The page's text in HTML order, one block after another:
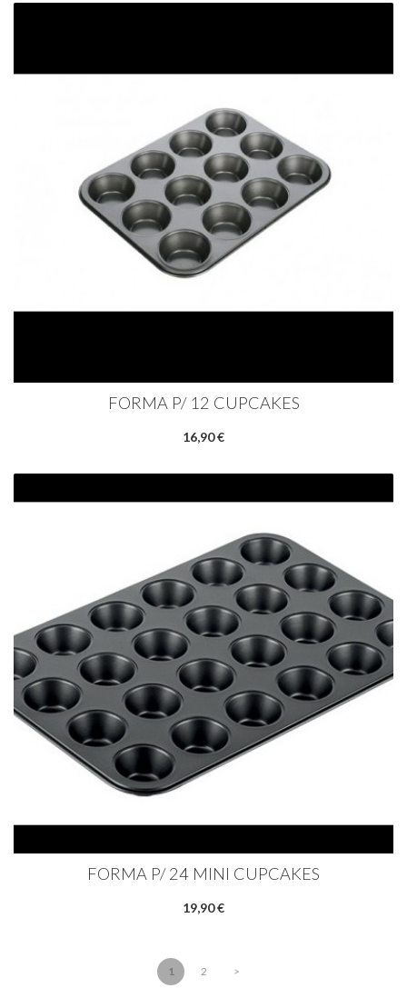
FORMA P/ 12 CUPCAKES
16,90 €
FORMA P/ 24 MINI CUPCAKES
19,90 €
1 2 >